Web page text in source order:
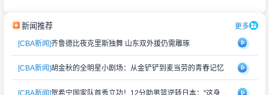
新闻推荐 更多
[CBA新闻]齐鲁德比夜克里斯独舞 山东双外援仍需雕琢
[CBA新闻]胡金秋的全明星小剧场：从金铲铲到麦当劳的青春记忆